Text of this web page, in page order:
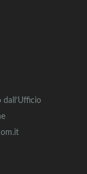
dall’Ufficio